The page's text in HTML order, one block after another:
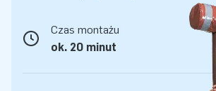
Czas montażu
ok. 20 minut